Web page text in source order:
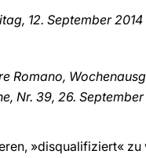
12. September 2014
Romano,
Nr. 39, 26. September
»disqualifiziert« zu